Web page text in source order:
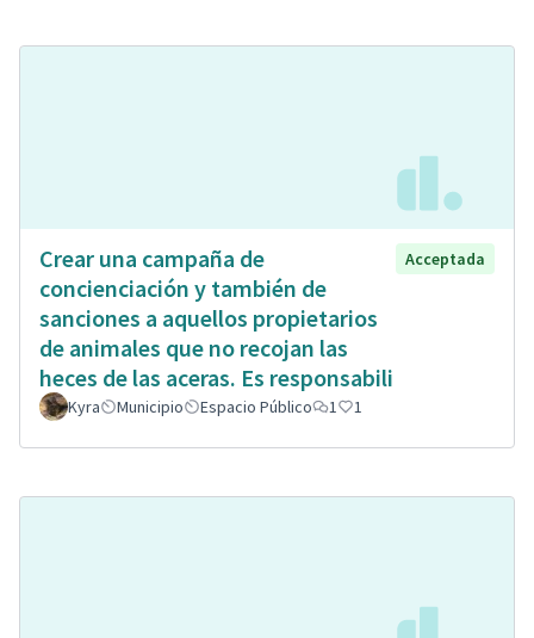
Crear una campaña de
concienciación y también de
sanciones a aquellos propietarios
de animales que no recojan las
heces de las aceras. Es responsabili
Acceptada
Kyra Municipio Espacio Público 1 1